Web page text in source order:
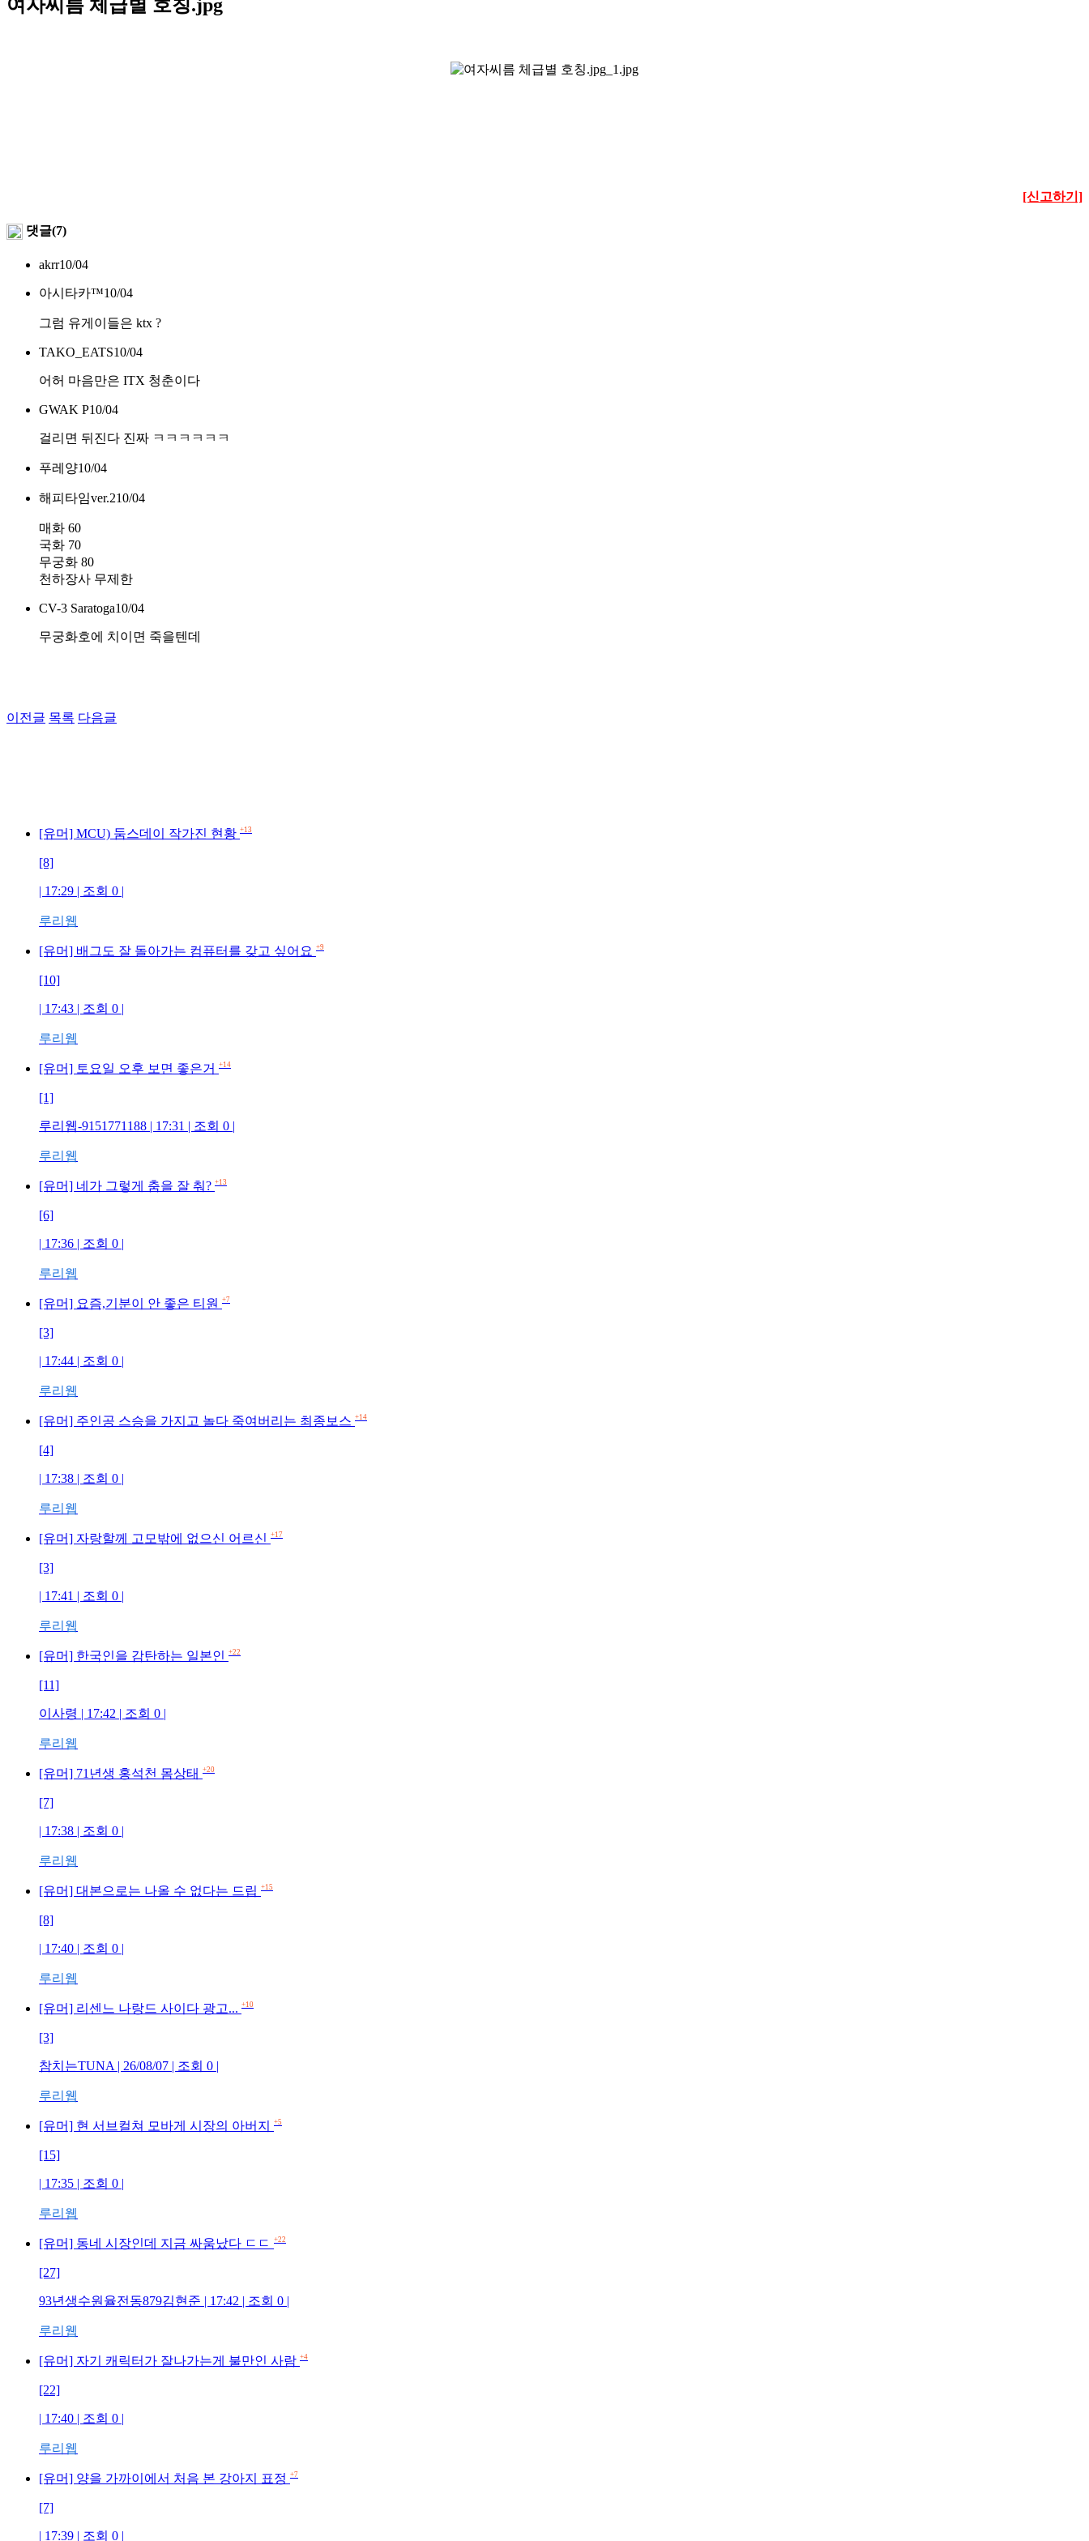
여자씨름 체급별 호칭.jpg
[신고하기]
댓글(7)
akrr10/04
아시타카™10/04
그럼 유게이들은 ktx ?
TAKO_EATS10/04
어허 마음만은 ITX 청춘이다
GWAK P10/04
걸리면 뒤진다 진짜 ㅋㅋㅋㅋㅋㅋ
푸레양10/04
해피타임ver.210/04
매화 60
국화 70
무궁화 80
천하장사 무제한
CV-3 Saratoga10/04
무궁화호에 치이면 죽을텐데
이전글 목록 다음글
[유머] MCU) 둠스데이 작가진 현황 +13
[8]
| 17:29 | 조회 0 |
루리웹
[유머] 배그도 잘 돌아가는 컴퓨터를 갖고 싶어요 +9
[10]
| 17:43 | 조회 0 |
루리웹
[유머] 토요일 오후 보면 좋은거 +14
[1]
루리웹-9151771188 | 17:31 | 조회 0 |
루리웹
[유머] 네가 그렇게 춤을 잘 춰? +13
[6]
| 17:36 | 조회 0 |
루리웹
[유머] 요즘,기분이 안 좋은 티원 +7
[3]
| 17:44 | 조회 0 |
루리웹
[유머] 주인공 스승을 가지고 놀다 죽여버리는 최종보스 +14
[4]
| 17:38 | 조회 0 |
루리웹
[유머] 자랑할께 고모밖에 없으신 어르신 +17
[3]
| 17:41 | 조회 0 |
루리웹
[유머] 한국인을 감탄하는 일본인 +22
[11]
이사령 | 17:42 | 조회 0 |
루리웹
[유머] 71년생 홍석천 몸상태 +20
[7]
| 17:38 | 조회 0 |
루리웹
[유머] 대본으로는 나올 수 없다는 드립 +15
[8]
| 17:40 | 조회 0 |
루리웹
[유머] 리센느 나랑드 사이다 광고... +10
[3]
참치는TUNA | 26/08/07 | 조회 0 |
루리웹
[유머] 현 서브컬쳐 모바게 시장의 아버지 +5
[15]
| 17:35 | 조회 0 |
루리웹
[유머] 동네 시장인데 지금 싸움났다 ㄷㄷ +22
[27]
93년생수원율전동879김현준 | 17:42 | 조회 0 |
루리웹
[유머] 자기 캐릭터가 잘나가는게 불만인 사람 +4
[22]
| 17:40 | 조회 0 |
루리웹
[유머] 양을 가까이에서 처음 본 강아지 표정 +7
[7]
| 17:39 | 조회 0 |